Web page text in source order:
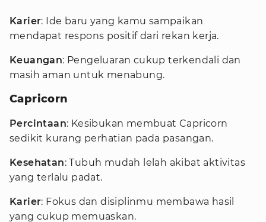
Karier: Ide baru yang kamu sampaikan
mendapat respons positif dari rekan kerja.
Keuangan: Pengeluaran cukup terkendali dan
masih aman untuk menabung.
Capricorn
Percintaan: Kesibukan membuat Capricorn
sedikit kurang perhatian pada pasangan.
Kesehatan: Tubuh mudah lelah akibat aktivitas
yang terlalu padat.
Karier: Fokus dan disiplinmu membawa hasil
yang cukup memuaskan.